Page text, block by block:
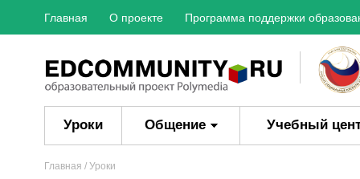
Главная О проекте Программа поддержки
Уроки Общение Учебный
Главная / Уроки